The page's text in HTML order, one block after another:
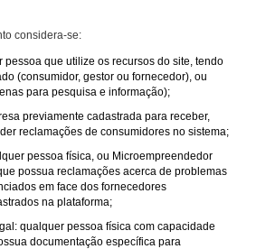
considera-se:
pessoa que utilize os recursos do site, tendo
(consumidor, gestor ou fornecedor), ou
para pesquisa e informação);
previamente cadastrada para receber,
reclamações de consumidores no sistema;
pessoa física, ou Microempreendedor
possua reclamações acerca de problemas
em face dos fornecedores
na plataforma;
qualquer pessoa física com capacidade
documentação específica para